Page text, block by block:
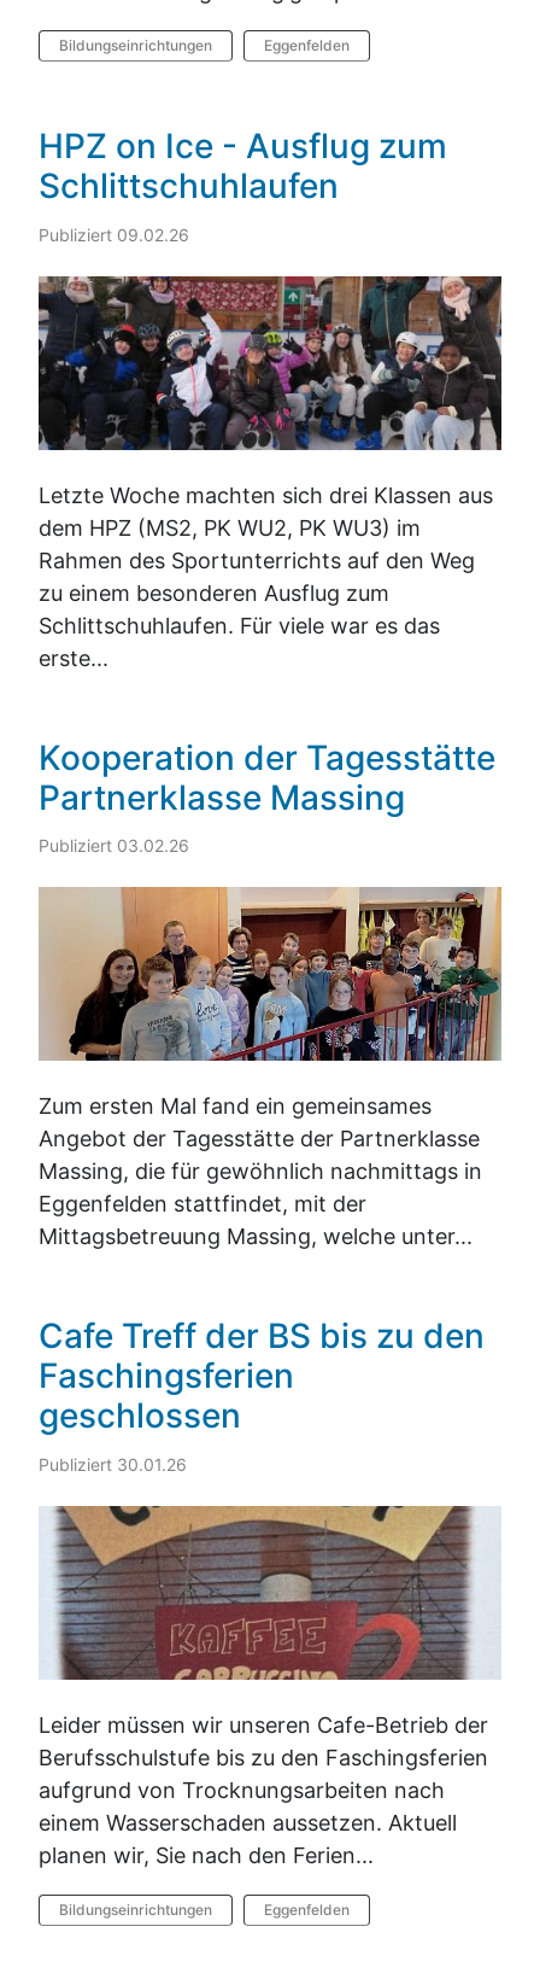
Bildungseinrichtungen Eggenfelden
HPZ on Ice - Ausflug zum
Schlittschuhlaufen
Publiziert 09.02.26
Letzte Woche machten sich drei Klassen aus
dem HPZ (MS2, PK WU2, PK WU3) im
Rahmen des Sportunterrichts auf den Weg
zu einem besonderen Ausflug zum
Schlittschuhlaufen. Für viele war es das
erste...
Kooperation der Tagesstätte
Partnerklasse Massing
Publiziert 03.02.26
Zum ersten Mal fand ein gemeinsames
Angebot der Tagesstätte der Partnerklasse
Massing, die für gewöhnlich nachmittags in
Eggenfelden stattfindet, mit der
Mittagsbetreuung Massing, welche unter...
Cafe Treff der BS bis zu den
Faschingsferien
geschlossen
Publiziert 30.01.26
Leider müssen wir unseren Cafe-Betrieb der
Berufsschulstufe bis zu den Faschingsferien
aufgrund von Trocknungsarbeiten nach
einem Wasserschaden aussetzen. Aktuell
planen wir, Sie nach den Ferien...
Bildungseinrichtungen Eggenfelden